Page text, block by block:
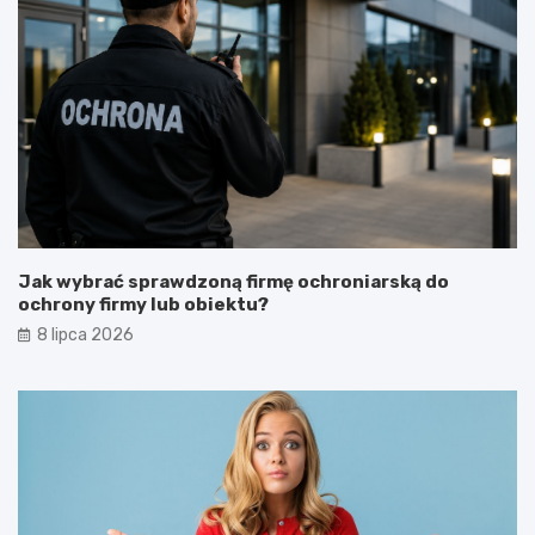
Jak wybrać sprawdzoną firmę ochroniarską do
ochrony firmy lub obiektu?
8 lipca 2026